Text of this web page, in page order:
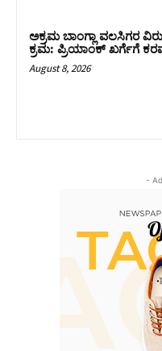
ಅಕ್ರಮ ಬಾಂಗ್ಲಾ ವಲಸಿಗರ
ಕ್ರಮ: ಪ್ರಿಯಾಂಕ್ ಖರ್ಗೆಗೆ
August 8, 2026
-